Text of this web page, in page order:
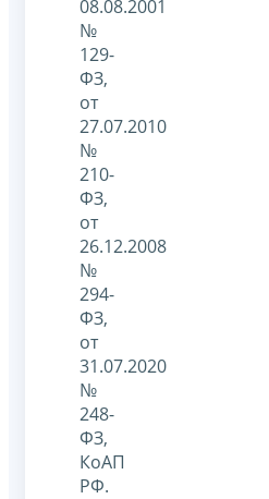
08.08.2001
№
129-
ФЗ,
от
27.07.2010
№
210-
ФЗ,
от
26.12.2008
№
294-
ФЗ,
от
31.07.2020
№
248-
ФЗ,
КоАП
РФ.